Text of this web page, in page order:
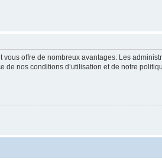
offre de nombreux avantages. Les
de nos conditions d’utilisation et de notre